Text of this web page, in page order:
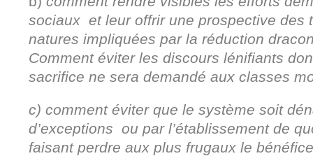
sociaux et leur offrir une prospective des
natures impliquées par la réduction
Comment éviter les discours lénifiants
sacrifice ne sera demandé aux classes
c) comment éviter que le système soit
d’exceptions ou par l’établissement de
faisant perdre aux plus frugaux le